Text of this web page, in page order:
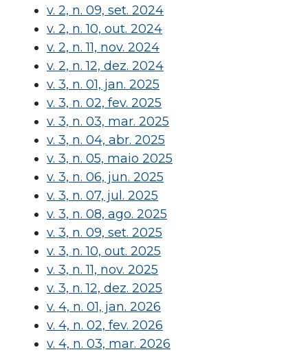
v. 2, n. 09, set. 2024
v. 2, n. 10, out. 2024
v. 2, n. 11, nov. 2024
v. 2, n. 12, dez. 2024
v. 3, n. 01, jan. 2025
v. 3, n. 02, fev. 2025
v. 3, n. 03, mar. 2025
v. 3, n. 04, abr. 2025
v. 3, n. 05, maio 2025
v. 3, n. 06, jun. 2025
v. 3, n. 07, jul. 2025
v. 3, n. 08, ago. 2025
v. 3, n. 09, set. 2025
v. 3, n. 10, out. 2025
v. 3, n. 11, nov. 2025
v. 3, n. 12, dez. 2025
v. 4, n. 01, jan. 2026
v. 4, n. 02, fev. 2026
v. 4, n. 03, mar. 2026